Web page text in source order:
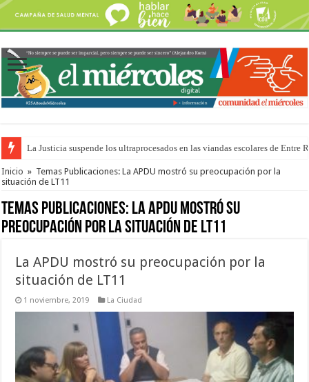
La Justicia suspende los ultraprocesados en las viandas escolares de Entre
Se presentará la obra “La Runfla de los Macanos”
Inicio » Temas Publicaciones: La APDU mostró su preocupación por la
situación de LT11
Temas Publicaciones: La APDU mostró su
preocupación por la situación de LT11
La APDU mostró su preocupación por la
situación de LT11
1 noviembre, 2019 La Ciudad